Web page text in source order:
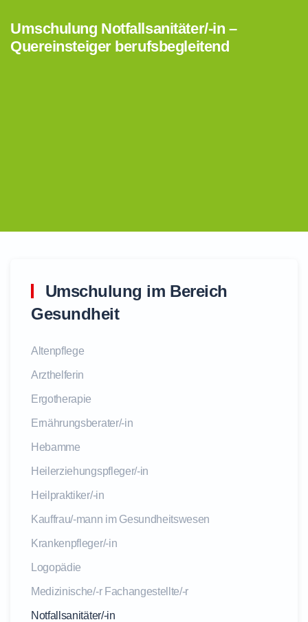
Umschulung Notfallsanitäter/-in –
Quereinsteiger berufsbegleitend
Umschulung im Bereich
Gesundheit
Altenpflege
Arzthelferin
Ergotherapie
Ernährungsberater/-in
Hebamme
Heilerziehungspfleger/-in
Heilpraktiker/-in
Kauffrau/-mann im Gesundheitswesen
Krankenpfleger/-in
Logopädie
Medizinische/-r Fachangestellte/-r
Notfallsanitäter/-in